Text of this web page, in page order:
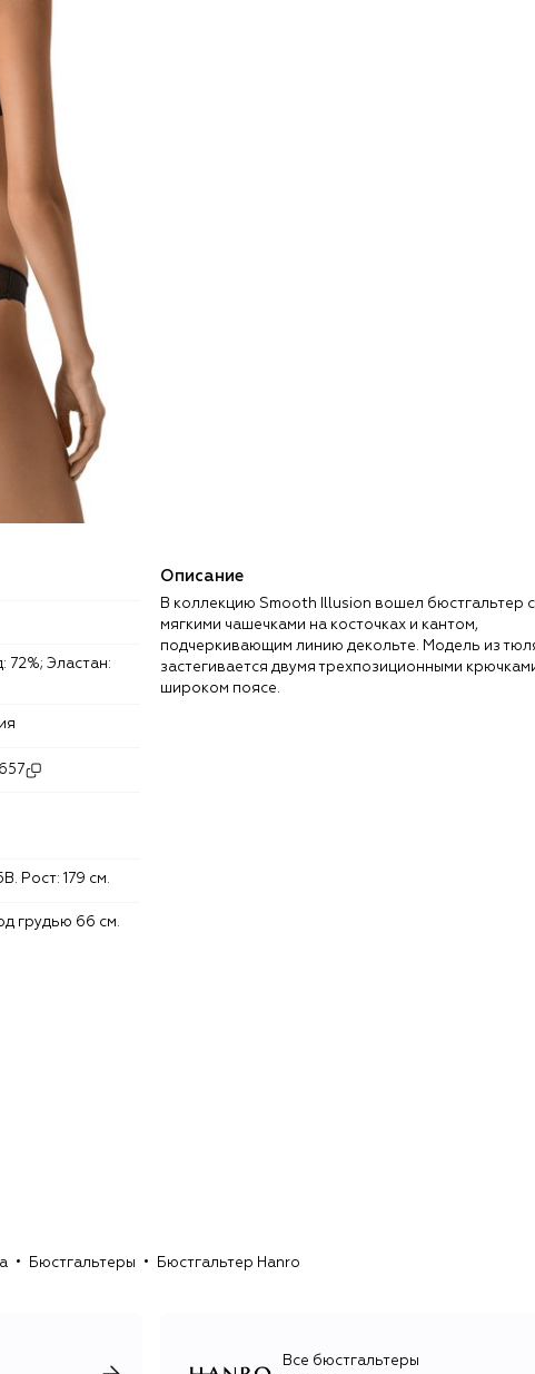
Рост: 179 см.
грудью 66 см.
Описание
В коллекцию Smooth Illusion вошел бюстгальтер с
мягкими чашечками на косточках и кантом,
подчеркивающим линию декольте. Модель из
застегивается двумя трехпозиционными
широком поясе.
Бюстгальтеры Бюстгальтер Hanro
Все бюстгальтеры